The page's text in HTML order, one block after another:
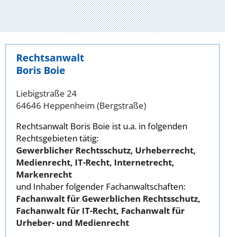
Rechtsanwalt
Boris Boie
Liebigstraße 24
64646 Heppenheim (Bergstraße)
Rechtsanwalt Boris Boie ist u.a. in folgenden
Rechtsgebieten tätig:
Gewerblicher Rechtsschutz, Urheberrecht,
Medienrecht, IT-Recht, Internetrecht,
Markenrecht
und Inhaber folgender Fachanwaltschaften:
Fachanwalt für Gewerblichen Rechtsschutz,
Fachanwalt für IT-Recht, Fachanwalt für
Urheber- und Medienrecht